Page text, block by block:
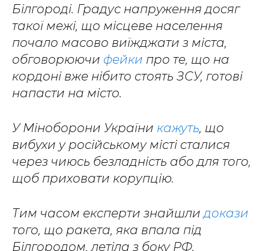
Білгороді. Градус напруження досяг
такої межі, що місцеве населення
почало масово виїжджати з міста,
обговорюючи фейки про те, що на
кордоні вже нібито стоять ЗСУ, готові
напасти на місто.
У Міноборони України кажуть, що
вибухи у російському місті сталися
через чиюсь безладність або для того,
щоб приховати корупцію.
Тим часом експерти знайшлидокази
того, що ракета, яка впала під
Білгородом, летіла з боку РФ.